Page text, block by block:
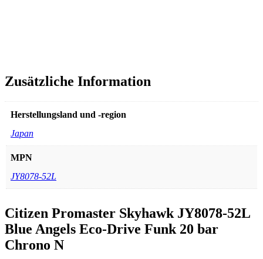
Zusätzliche Information
Herstellungsland und -region
Japan
MPN
JY8078-52L
Citizen Promaster Skyhawk JY8078-52L
Blue Angels Eco-Drive Funk 20 bar
Chrono N